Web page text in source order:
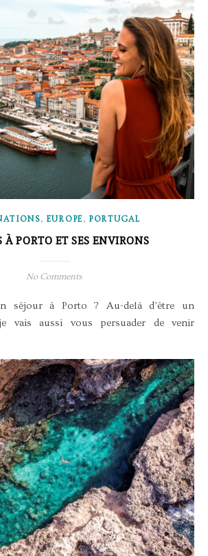
, EUROPE, PORTUGAL
À PORTO ET SES ENVIRONS
No Comments
vais aussi vous persuader de venir